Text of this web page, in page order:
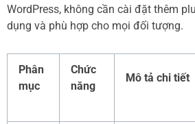
WordPress, không cần cài đặt thêm
dụng và phù hợp cho mọi đối tượng.
Phân
mục
Chức
năng
Mô tả chi tiết